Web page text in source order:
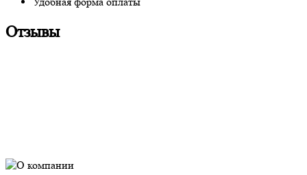
Отзывы